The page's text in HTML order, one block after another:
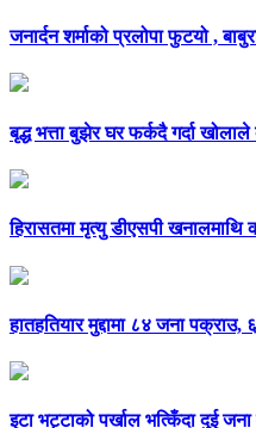
जनार्दन शर्माको प्रलोपा फुटयो ,
बृद्ध भत्ता बुझेर घर फर्कदै गर्दा
हिरासतमा मृत्यु डीएसपी खनालमाथि
हातहतियार मुद्दामा ८४ जना पक्राउ,
इटा भट्टाको पर्खाल भत्किँदा दुई